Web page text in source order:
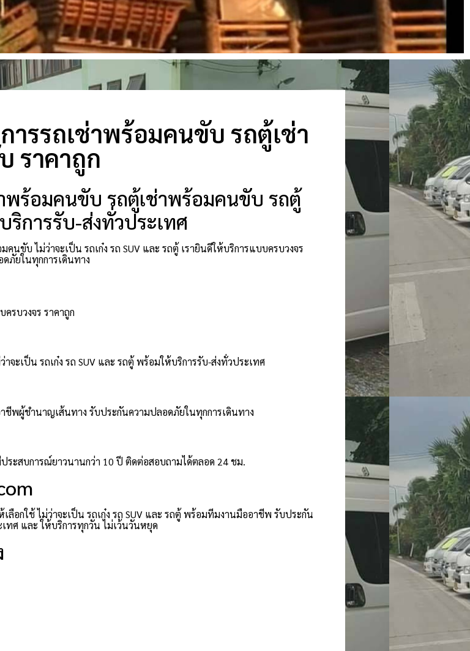
รรถเช่าพร้อมคนขับ รถตู้เช่า
ราคาถูก
พร้อมคนขับ รถตู้เช่าพร้อมคนขับ รถตู้
การรับ-ส่งทั่วประเทศ
นขับ ไม่ว่าจะเป็น รถเก๋ง รถ SUV และ รถตู้ เรายินดีให้บริการแบบครบวงจร
ภัยในทุกการเดินทาง
รบวงจร ราคาถูก
จะเป็น รถเก๋ง รถ SUV และ รถตู้ พร้อมให้บริการรับ-ส่งทั่วประเทศ
ชีพผู้ชำนาญเส้นทาง รับประกันความปลอดภัยในทุกการเดินทาง
ระสบการณ์ยาวนานกว่า 10 ปี ติดต่อสอบถามได้ตลอด 24 ชม.
อกใช้ ไม่ว่าจะเป็น รถเก๋ง รถ SUV และ รถตู้ พร้อมทีมงานมืออาชีพ รับประกัน
ทศ และ ให้บริการทุกวัน ไม่เว้นวันหยุด